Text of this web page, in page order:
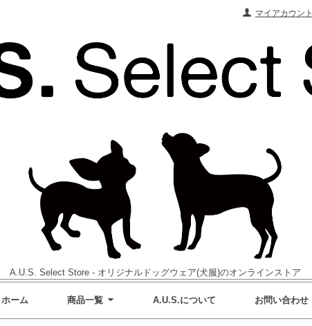
マイアカウント
A.U.S. Select Store - オリジナルドッグウェア(犬服)のオンラインストア
ホーム 商品一覧 A.U.S.について お問い合わせ